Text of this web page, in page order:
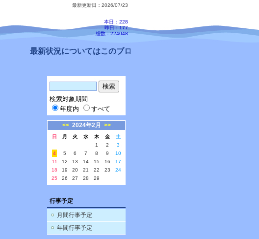
最新更新日：2026/07/23
本日： 228
昨日：177
総数：224048
最新状況についてはこのブログ、配信メールをご確認ください。
検索対象期間
年度内
すべて
<< 2024年2月 >>
日 月 火 水 木 金
土
1
2
3
4
5 6 7 8 9
10
11
12 13 14 15 16
17
18
19 20 21 22 23
24
25
26 27 28 29
行事予定
月間行事予定
年間行事予定